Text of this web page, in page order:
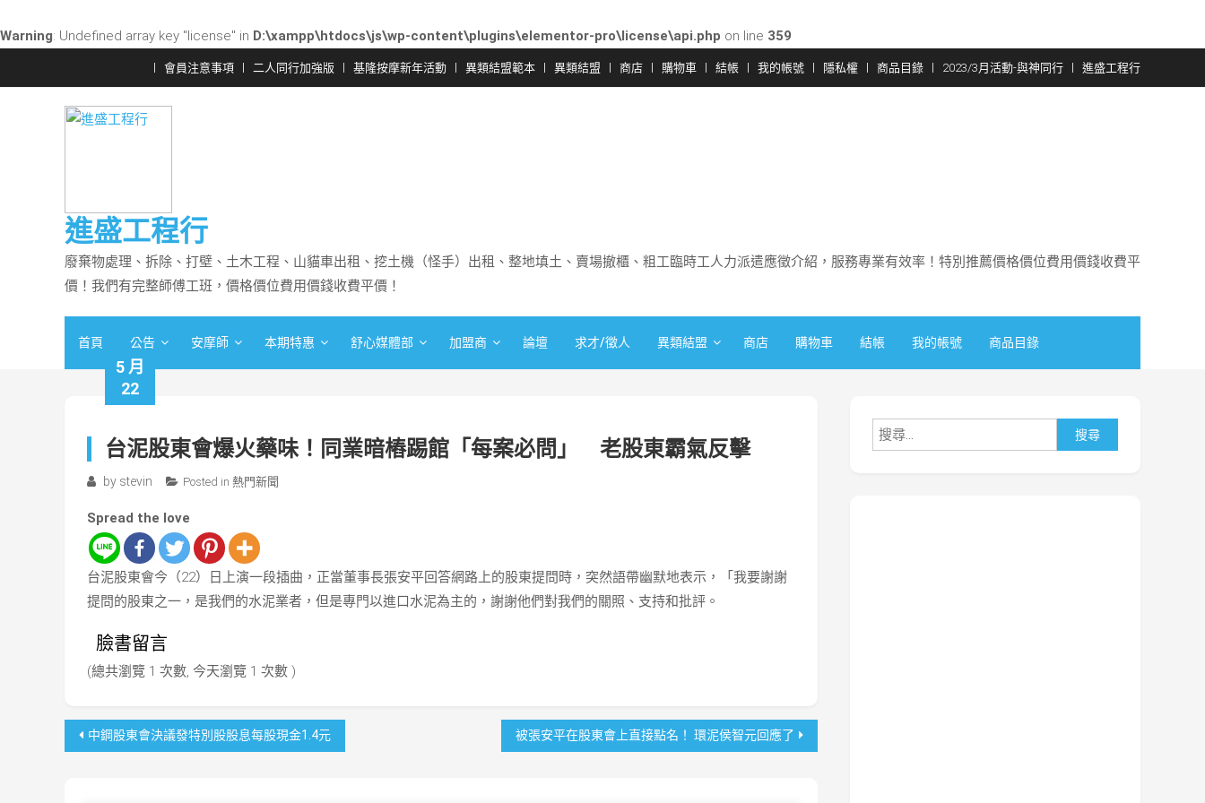
Warning: Undefined array key "license" in D:\xampp\htdocs\js\wp-content\plugins\elementor-pro\license\api.php on line 359
to
會員注意事項 二人同行加強版 基隆按摩新年活動 異類結盟範本 異類結盟 商店 購物車 結帳 我的帳號 隱私權 商品目錄 2023/3月活動-與神同行 進盛工程行
進盛工程行
廢棄物處理、拆除、打壁、土木工程、山貓車出租、挖土機（怪手）出租、整地填土、賣場撤櫃、粗工臨時工人力派遣應徵介紹，服務專業有效率！特別推薦價格價位費用價錢收費平
價！我們有完整師傅工班，價格價位費用價錢收費平價！
首頁 公告 安摩師 本期特惠 舒心媒體部 加盟商 論壇 求才/徵人 異類結盟 商店 購物車 結帳 我的帳號 商品目錄
5 月
22
台泥股東會爆火藥味！同業暗樁踢館「每案必問」 老股東霸氣反擊
by stevin Posted in 熱門新聞
Spread the love
台泥股東會今（22）日上演一段插曲，正當董事長張安平回答網路上的股東提問時，突然語帶幽默地表示，「我要謝謝
提問的股東之一，是我們的水泥業者，但是專門以進口水泥為主的，謝謝他們對我們的關照、支持和批評。
臉書留言
(總共瀏覽 1 次數, 今天瀏覽 1 次數 )
文中鋼股東會決議發特別股股息每股現金1.4元 被張安平在股東會上直接點名！ 環泥侯智元回應了
尋